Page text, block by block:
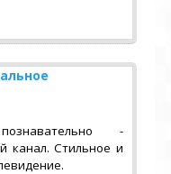
-
канал. Стильное и